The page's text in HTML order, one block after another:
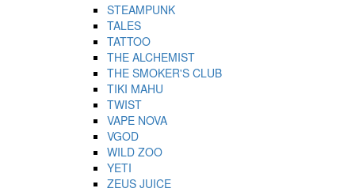
STEAMPUNK
TALES
TATTOO
THE ALCHEMIST
THE SMOKER'S CLUB
TIKI MAHU
TWIST
VAPE NOVA
VGOD
WILD ZOO
YETI
ZEUS JUICE